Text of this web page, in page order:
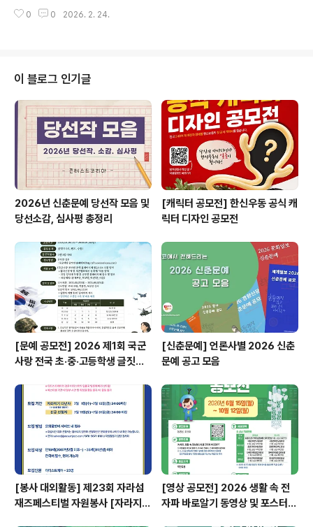
소식 전해 드렸습니다. ※ 내용..
MSI 노트북 서포터즈 17기 모집이 시작되었습니다!다양
026년 2월 11일(수)~ 2026년 3월 4일(수) ◎ 지원 방
법지원하는 분야의 신청폼을 작성 1. SNS 서포터즈 지원 :
https://naver.me/539RMVWF2. 크리에이터 서포터
즈 지원 : https://naver.me/xSBuqShU*지원폼은 모집
기간 동안만 확인 가능 ◎ 발표 날짜20..
0 0 2026. 2. 24.
이 블로그 인기글
2026년 신춘문예 당선작 모음 및
당선소감, 심사평 총정리
[캐릭터 공모전] 한신우동 공식 캐
릭터 디자인 공모전
[문예 공모전] 2026 제1회 국군
사랑 전국 초·중·고등학생 글짓기
[신춘문예] 언론사별 2026 신춘
문예 공고 모음
[봉사 대외활동] 제23회 자라섬
재즈페스티벌 자원봉사 [자라지
[영상 공모전] 2026 생활 속 전
자파 바로알기 동영상 및 포스터